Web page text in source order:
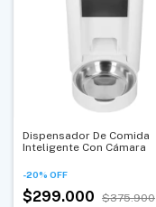
Dispensador De Comida
Inteligente Con Cámara
-20% OFF
$299.000 $375.900